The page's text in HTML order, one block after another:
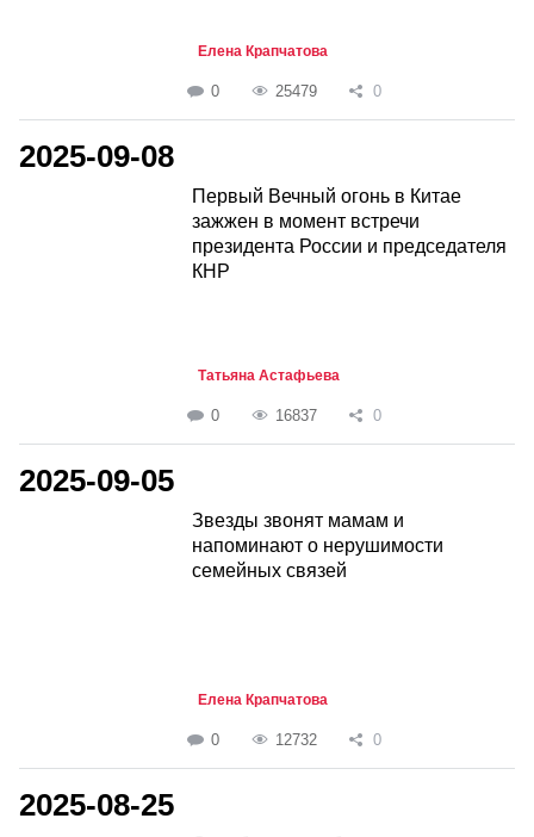
Елена Крапчатова
0 25479 0
2025-09-08
Первый Вечный огонь в Китае
зажжен в момент встречи
президента России и председателя
КНР
Татьяна Астафьева
0 16837 0
2025-09-05
Звезды звонят мамам и
напоминают о нерушимости
семейных связей
Елена Крапчатова
0 12732 0
2025-08-25